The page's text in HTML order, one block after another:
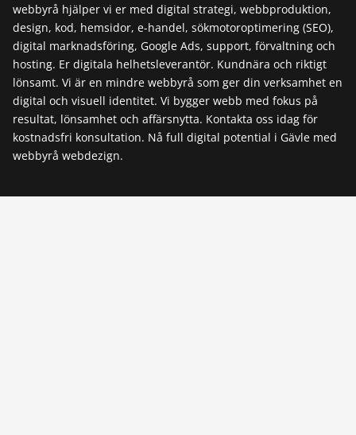
webbyrå hjälper vi er med digital strategi, webbproduktion,
design, kod, hemsidor, e-handel, sökmotoroptimering (SEO),
digital marknadsföring, Google Ads, support, förvaltning och
hosting. Er digitala helhetsleverantör. Kundnära och riktigt
lönsamt. Vi är en mindre webbyrå som ger din verksamhet en
digital och visuell identitet. Vi bygger webb med fokus på
resultat, lönsamhet och affärsnytta. Kontakta oss idag för
kostnadsfri konsultation. Nå full digital potential i Gävle med
webbyrå webdezign.